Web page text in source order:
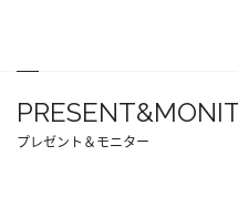
プレゼント＆モニター